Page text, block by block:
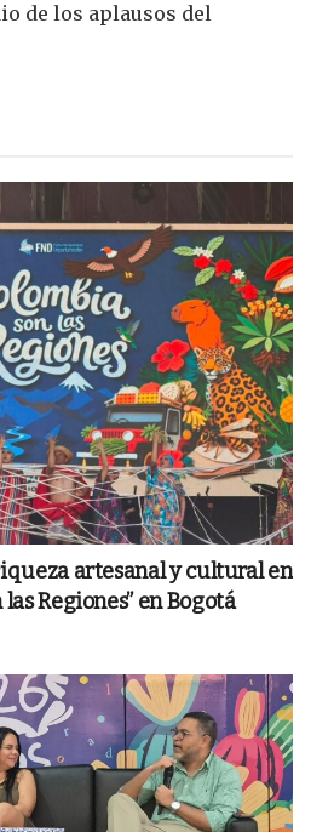
de los aplausos del
artesanal y cultural en
Regiones” en Bogotá